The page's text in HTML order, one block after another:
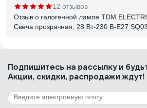
12 отзывов
Отзыв о галогенной лампе TDM
Свеча прозрачная, 28 Вт-230 В-Е27
Свет теплый, при низком напряжении не
полностью, как это делают светодиоды, а
световой поток, нет стробоскопического
Подпишитесь на рассылкуи
Акции, скидки, распродажи ждут!